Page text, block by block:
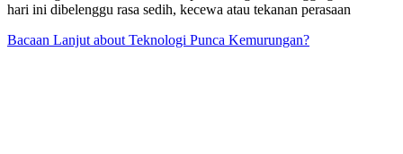
hari ini dibelenggu rasa sedih, kecewa atau tekanan perasaan
Bacaan Lanjut about Teknologi Punca Kemurungan?